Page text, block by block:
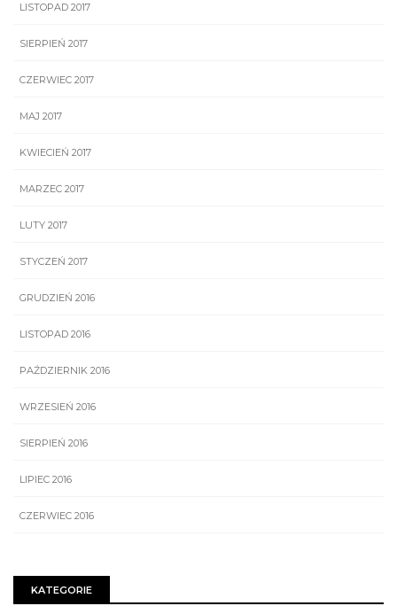
LISTOPAD 2017
SIERPIEŃ 2017
CZERWIEC 2017
MAJ 2017
KWIECIEŃ 2017
MARZEC 2017
LUTY 2017
STYCZEŃ 2017
GRUDZIEŃ 2016
LISTOPAD 2016
PAŹDZIERNIK 2016
WRZESIEŃ 2016
SIERPIEŃ 2016
LIPIEC 2016
CZERWIEC 2016
KATEGORIE